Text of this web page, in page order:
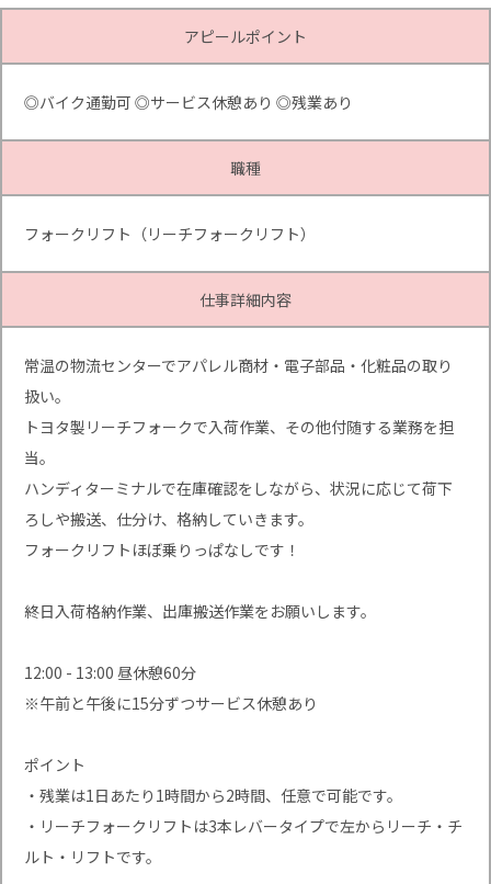
アピールポイント
◎バイク通勤可 ◎サービス休憩あり ◎残業あり
職種
フォークリフト（リーチフォークリフト）
仕事詳細内容
常温の物流センターでアパレル商材・電子部品・化粧品の取り
扱い。
トヨタ製リーチフォークで入荷作業、その他付随する業務を担
当。
ハンディターミナルで在庫確認をしながら、状況に応じて荷下
ろしや搬送、仕分け、格納していきます。
フォークリフトほぼ乗りっぱなしです！
終日入荷格納作業、出庫搬送作業をお願いします。
12:00 - 13:00 昼休憩60分
※午前と午後に15分ずつサービス休憩あり
ポイント
・残業は1日あたり1時間から2時間、任意で可能です。
・リーチフォークリフトは3本レバータイプで左からリーチ・チ
ルト・リフトです。